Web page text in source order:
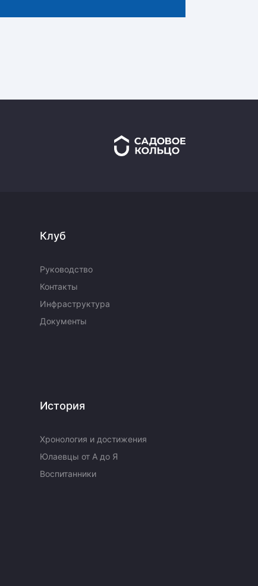
Клуб
Руководство
Контакты
Инфраструктура
Документы
История
Хронология и достижения
Юлаевцы от А до Я
Воспитанники